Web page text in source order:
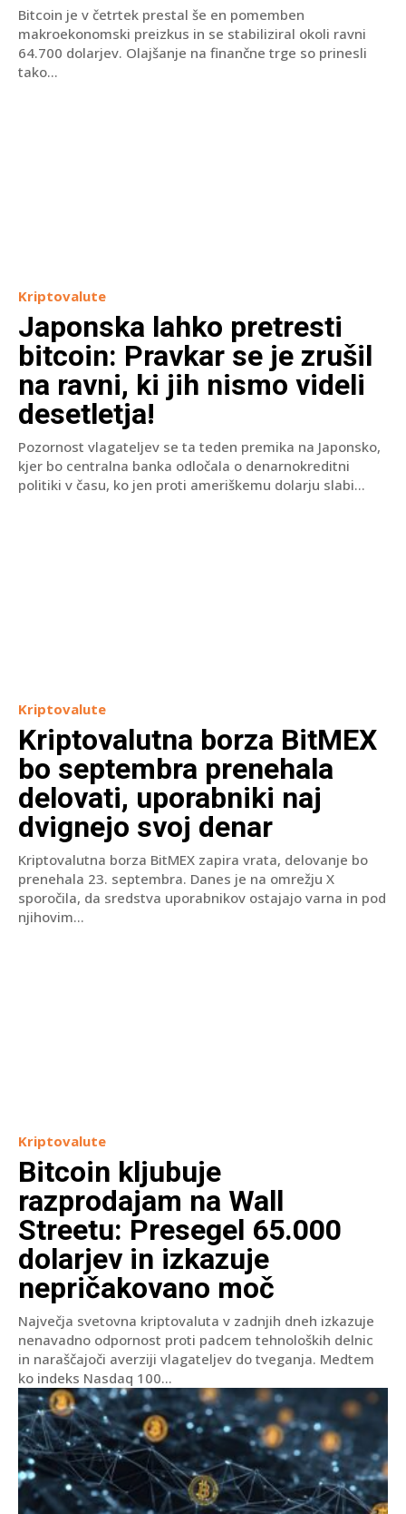
Bitcoin je v četrtek prestal še en pomemben
makroekonomski preizkus in se stabiliziral okoli ravni
64.700 dolarjev. Olajšanje na finančne trge so prinesli
tako...
Kriptovalute
Japonska lahko pretresti
bitcoin: Pravkar se je zrušil
na ravni, ki jih nismo videli
desetletja!
Pozornost vlagateljev se ta teden premika na Japonsko,
kjer bo centralna banka odločala o denarnokreditni
politiki v času, ko jen proti ameriškemu dolarju slabi...
Kriptovalute
Kriptovalutna borza BitMEX
bo septembra prenehala
delovati, uporabniki naj
dvignejo svoj denar
Kriptovalutna borza BitMEX zapira vrata, delovanje bo
prenehala 23. septembra. Danes je na omrežju X
sporočila, da sredstva uporabnikov ostajajo varna in pod
njihovim...
Kriptovalute
Bitcoin kljubuje
razprodajam na Wall
Streetu: Presegel 65.000
dolarjev in izkazuje
nepričakovano moč
Največja svetovna kriptovaluta v zadnjih dneh izkazuje
nenavadno odpornost proti padcem tehnoloških delnic
in naraščajoči averziji vlagateljev do tveganja. Medtem
ko indeks Nasdaq 100...